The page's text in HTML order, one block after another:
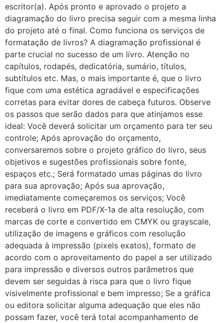
escritor(a). Após pronto e aprovado o projeto a
diagramação do livro precisa seguir com a mesma linha
do projeto até o final. Como funciona os serviços de
formatação de livros? A diagramação profissional é
parte crucial no sucesso de um livro. Atenção no
capítulos, rodapés, dedicatória, sumário, títulos,
subtítulos etc. Mas, o mais importante é, que o livro
fique com uma estética agradável e especificações
corretas para evitar dores de cabeça futuros. Observe
os passos que serão dados para que atinjamos esse
ideal: Você deverá solicitar um orçamento para ter seu
controle; Após aprovação do orçamento,
conversaremos sobre o projeto gráfico do livro, seus
objetivos e sugestões profissionais sobre fonte,
espaços etc.; Será formatado umas páginas do livro
para sua aprovação; Após sua aprovação,
imediatamente começaremos os serviços; Você
receberá o livro em PDF/X-1a de alta resolução, com
marcas de corte e convertido em CMYK ou grayscale,
utilização de imagens e gráficos com resolução
adequada à impressão (pixels exatos), formato de
acordo com o aproveitamento do papel a ser utilizado
para impressão e diversos outros parâmetros que
devem ser seguidas à risca para que o livro fique
visivelmente profissional e bem impresso; Se a gráfica
ou editora solicitar alguma adequação que eles não
possam fazer, você terá total acompanhamento de